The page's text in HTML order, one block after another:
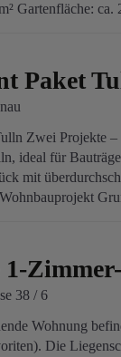
Gartenfläche:
Paket
Zwei Projekte
ideal für
mit
38 / 6
Wohnung
Die